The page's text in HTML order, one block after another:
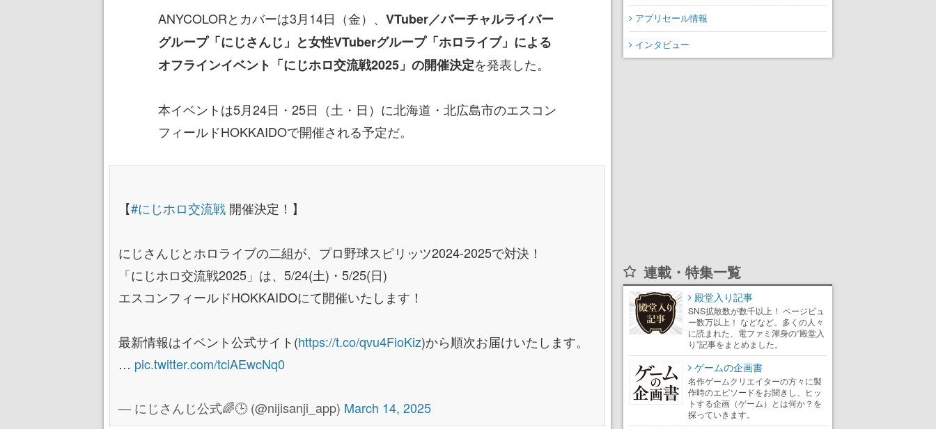
ANYCOLORとカバーは3月14日（金）、 VTuber／バーチャルライバー
グループ「にじさんじ」と女性VTuberグループ「ホロライブ」による
オフラインイベント「にじホロ交流戦2025」の開催決定を発表した。
本イベントは5月24日・25日（土・日）に北海道・北広島市のエスコン
フィールドHOKKAIDOで開催される予定だ。
【#にじホロ交流戦 開催決定！】
にじさんじとホロライブの二組が、プロ野球スピリッツ2024-2025で対決！
「にじホロ交流戦2025」は、5/24(土)・5/25(日)
エスコンフィールドHOKKAIDOにて開催いたします！
最新情報はイベント公式サイト(https://t.co/qvu4FioKiz)から順次お届けいたします。
… pic.twitter.com/tciAEwcNq0
— にじさんじ公式🌈🕒 (@nijisanji_app) March 14, 2025
アプリセール情報
インタビュー
連載・特集一覧
殿堂入り記事
SNS拡散数が数千以上！ ページビュ
ー数万以上！ などなど。多くの人々
に読まれた、電ファミ渾身の“殿堂入
り”記事をまとめました。
ゲームの企画書
名作ゲームクリエイターの方々に製
作時のエピソードをお聞きし、ヒッ
トする企画（ゲーム）とは何か？を
探っていきます。